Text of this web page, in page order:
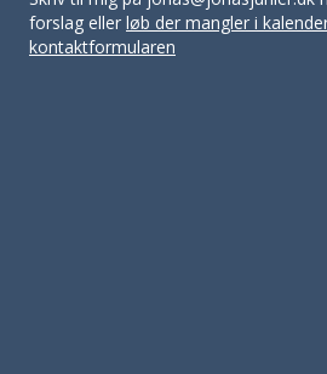
forslag eller løb der mangler i
kontaktformularen